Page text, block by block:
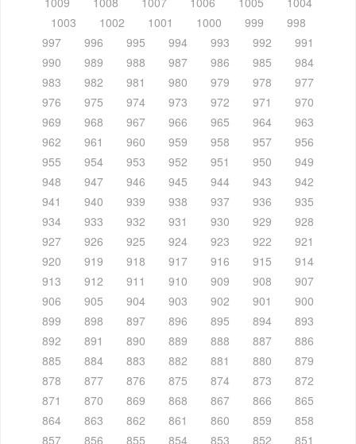
1003
1002 1001 1000 999
998
997
996 995 994 993 992
991
990
989 988 987 986 985
984
983
982 981 980 979 978
977
976
975 974 973 972 971
970
969
968 967 966 965 964
963
962
961 960 959 958 957
956
955
954 953 952 951 950
949
948
947 946 945 944 943
942
941
940 939 938 937 936
935
934
933 932 931 930 929
928
927
926 925 924 923 922
921
920
919 918 917 916 915
914
913
912 911 910 909 908
907
906
905 904 903 902 901
900
899
898 897 896 895 894
893
892
891 890 889 888 887
886
885
884 883 882 881 880
879
878
877 876 875 874 873
872
871
870 869 868 867 866
865
864
863 862 861 860 859
858
857
856 855 854 853 852
851